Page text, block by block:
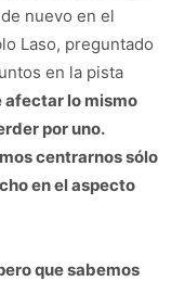
nuevo en el
Laso, preguntado
en la pista
afectar lo mismo
por uno.
centrarnos sólo
en el aspecto
que sabemos